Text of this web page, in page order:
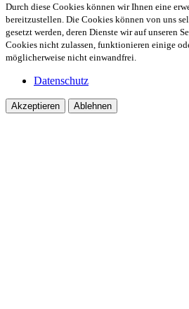
Durch diese Cookies können wir Ihnen eine
bereitzustellen. Die Cookies können von uns
gesetzt werden, deren Dienste wir auf unseren
Cookies nicht zulassen, funktionieren einige
möglicherweise nicht einwandfrei.
Datenschutz
Akzeptieren Ablehnen